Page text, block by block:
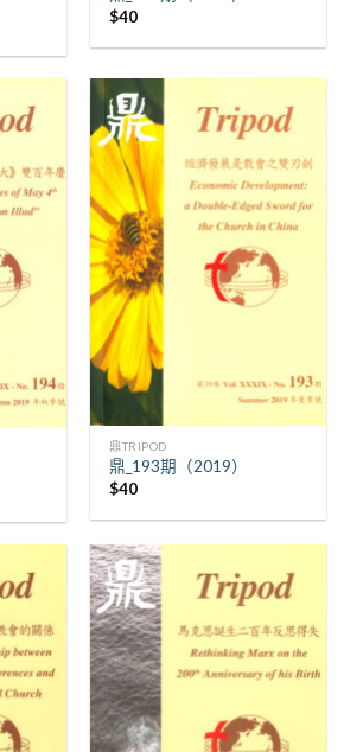
$40
鼎TRIPOD
鼎_193期（2019）
$40